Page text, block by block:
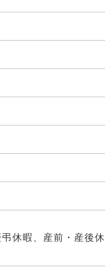
休暇、産前・産後休